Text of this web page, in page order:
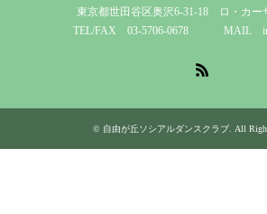
東京都世田谷区奥沢6-31-18 ロ・カー
TEL/FAX 03-5706-0678 MAIL
© 自由が丘ソシアルダンスクラブ . All